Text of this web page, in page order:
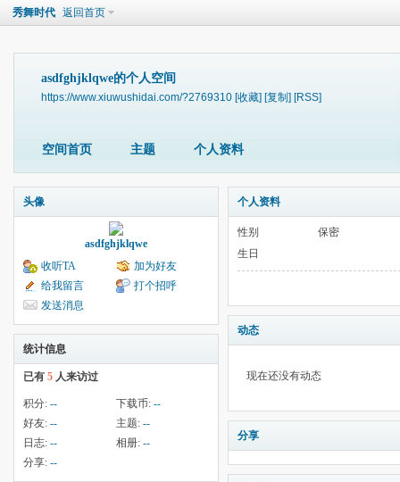
秀舞时代 返回首页
asdfghjklqwe的个人空间
https://www.xiuwushidai.com/?2769310 [收藏] [复制] [RSS]
空间首页 主题 个人资料
头像
asdfghjklqwe
收听TA
加为好友
给我留言
打个招呼
发送消息
统计信息
已有 5 人来访过
积分: -- 下载币: --
好友: -- 主题: --
日志: -- 相册: --
分享: --
个人资料
性别
保密
生日
动态
现在还没有动态
分享